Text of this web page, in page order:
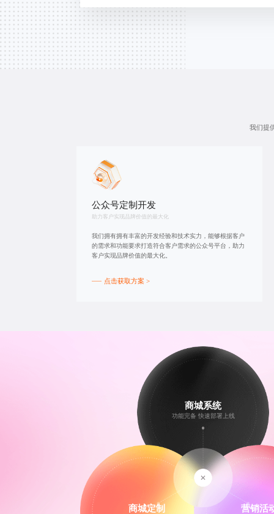
我们提
公众号定制开发
助力客户实现品牌价值的最大化
我们拥有拥有丰富的开发经验和技术实力，能够根据客户
的需求和功能要求打造符合客户需求的公众号平台，助力
客户实现品牌价值的最大化。
点击获取方案 >
商城系统
功能完备 快速部署上线
商城定制 营销活